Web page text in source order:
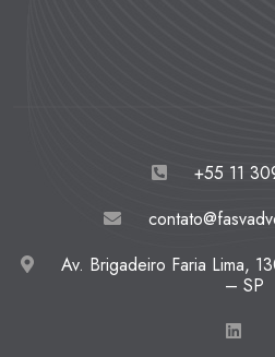
+55 11
Av. Brigadeiro Faria Lima,
– SP